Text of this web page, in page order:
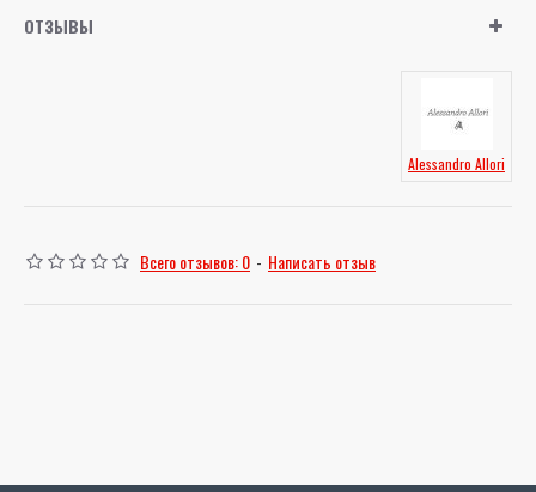
ОТЗЫВЫ
Alessandro Allori
Всего отзывов: 0 - Написать отзыв